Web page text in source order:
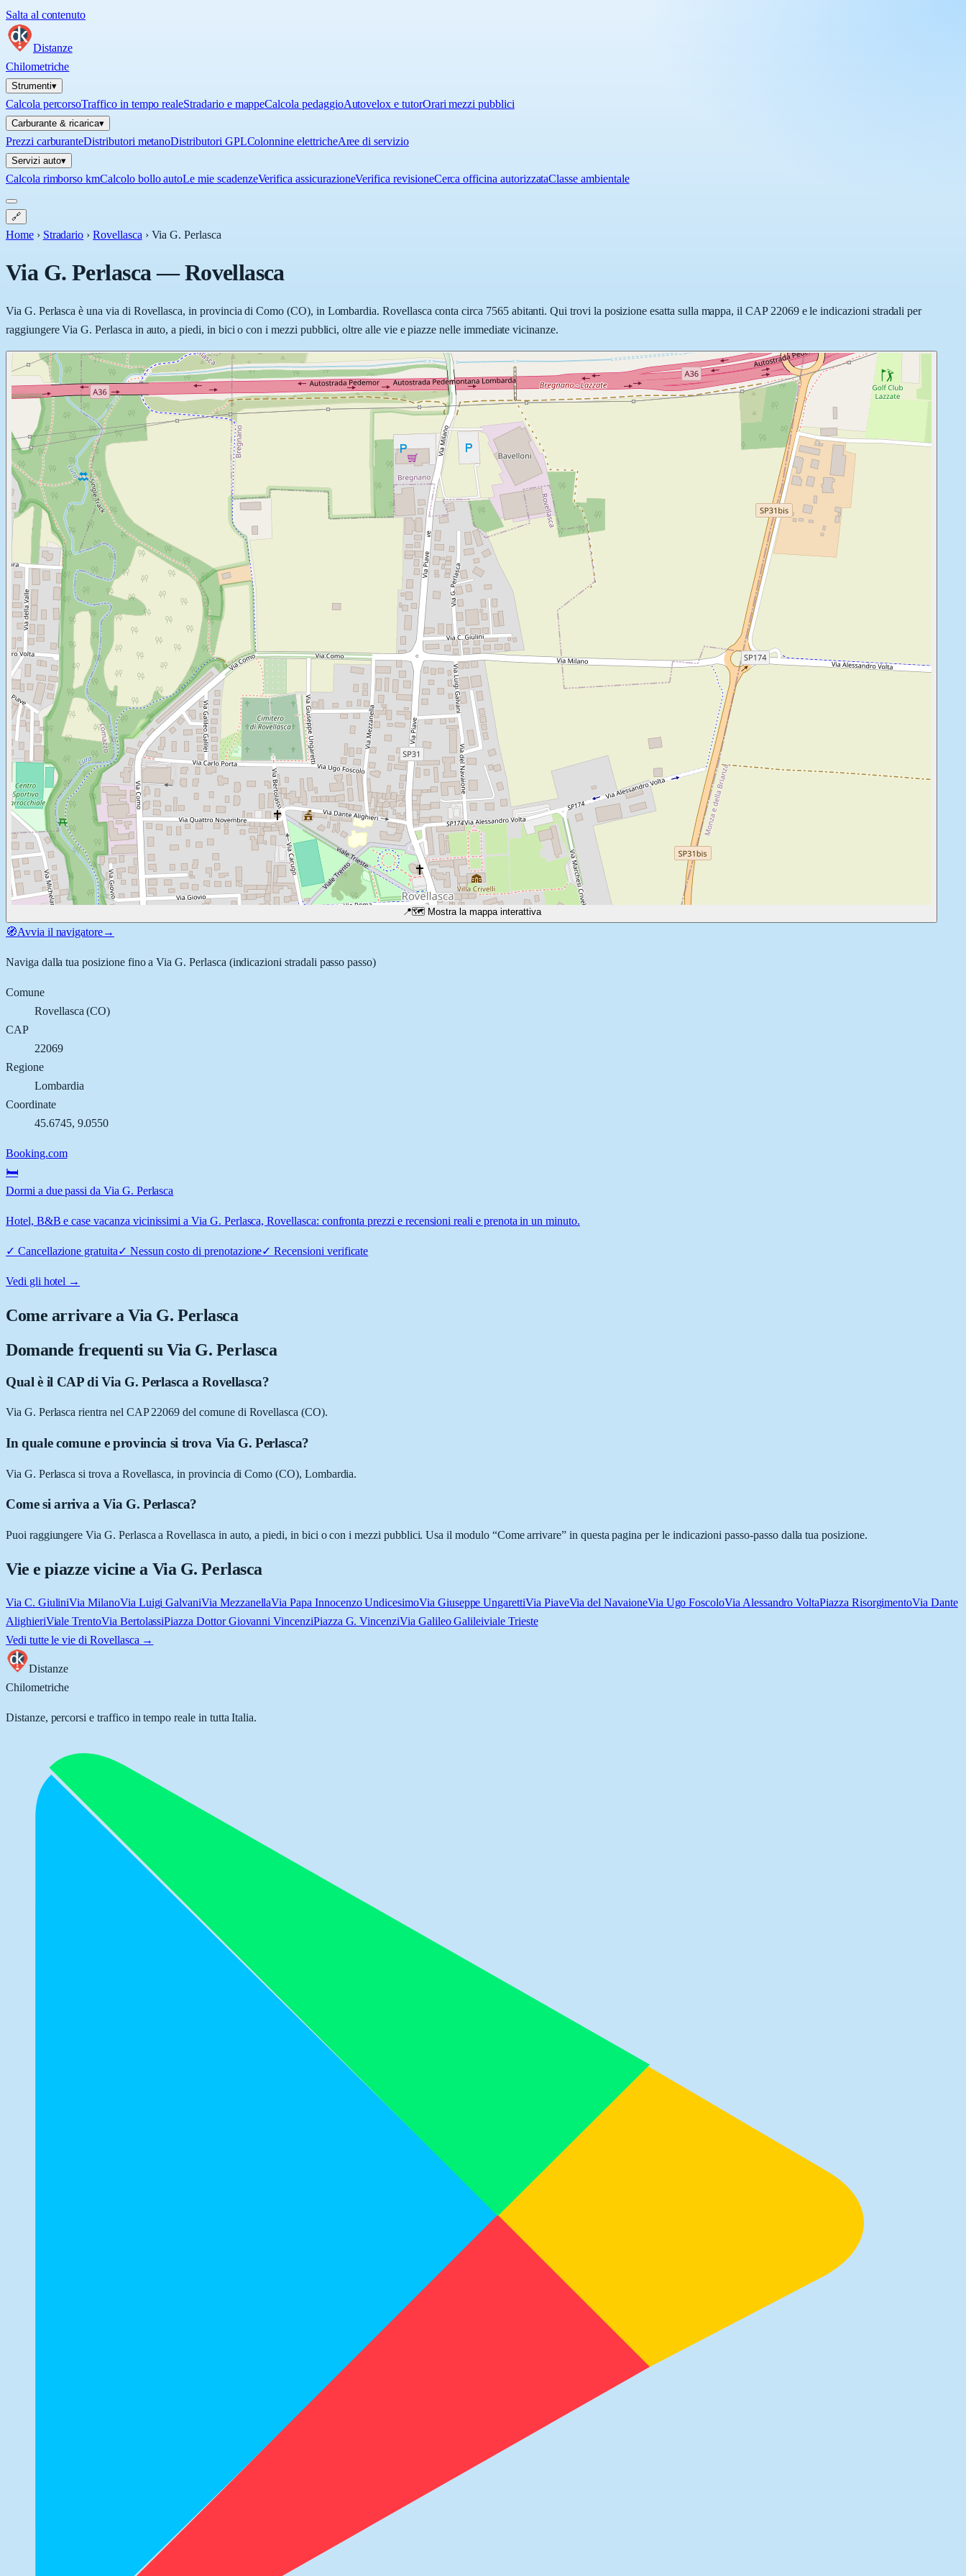
Salta al contenuto
Distanze
Chilometriche
Strumenti▾
Calcola percorsoTraffico in tempo realeStradario e mappeCalcola pedaggioAutovelox e tutorOrari mezzi pubblici
Carburante & ricarica▾
Prezzi carburanteDistributori metanoDistributori GPLColonnine elettricheAree di servizio
Servizi auto▾
Calcola rimborso kmCalcolo bollo autoLe mie scadenzeVerifica assicurazioneVerifica revisioneCerca officina autorizzataClasse ambientale
🔗
Home › Stradario › Rovellasca › Via G. Perlasca
Via G. Perlasca—Rovellasca
Via G. Perlasca è una via di Rovellasca, in provincia di Como (CO), in Lombardia. Rovellasca conta circa 7565 abitanti. Qui trovi la posizione esatta sulla mappa, il CAP 22069 e le indicazioni stradali per
raggiungere Via G. Perlasca in auto, a piedi, in bici o con i mezzi pubblici, oltre alle vie e piazze nelle immediate vicinanze.
📍🗺️ Mostra la mappa interattiva
🧭Avvia il navigatore→
Naviga dalla tua posizione fino aVia G. Perlasca (indicazioni stradali passo passo)
Comune
Rovellasca (CO)
CAP
22069
Regione
Lombardia
Coordinate
45.6745, 9.0550
Booking.com
🛏️
Dormi a due passi da Via G. Perlasca
Hotel, B&B e case vacanza vicinissimi a Via G. Perlasca, Rovellasca: confronta prezzi e recensioni reali e prenota in un minuto.
✓ Cancellazione gratuita✓ Nessun costo di prenotazione✓Recensioni verificate
Vedi gli hotel →
Come arrivare aVia G. Perlasca
Domande frequenti su Via G. Perlasca
Qual è il CAP di Via G. Perlasca a Rovellasca?
Via G. Perlasca rientra nel CAP 22069 del comune di Rovellasca (CO).
In quale comune e provincia si trova Via G. Perlasca?
Via G. Perlasca si trova a Rovellasca, in provincia di Como (CO), Lombardia.
Come si arriva a Via G. Perlasca?
Puoi raggiungere Via G. Perlasca a Rovellasca in auto, a piedi, in bici o con i mezzi pubblici. Usa il modulo “Come arrivare” in questa pagina per le indicazioni passo-passo dalla tua posizione.
Vie e piazze vicine a Via G. Perlasca
Via C. GiuliniVia MilanoVia Luigi GalvaniVia MezzanellaVia Papa Innocenzo UndicesimoVia Giuseppe UngarettiVia PiaveVia del NavaioneVia Ugo FoscoloVia Alessandro VoltaPiazza RisorgimentoVia Dante
AlighieriViale TrentoVia BertolassiPiazza Dottor Giovanni VincenziPiazza G. VincenziVia Galileo Galileiviale Trieste
Vedi tutte le vie di Rovellasca →
Distanze
Chilometriche
Distanze, percorsi e traffico in tempo reale in tutta Italia.